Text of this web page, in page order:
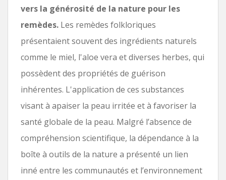
vers la générosité de la nature pour les
remèdes. Les remèdes folkloriques
présentaient souvent des ingrédients naturels
comme le miel, l'aloe vera et diverses herbes, qui
possèdent des propriétés de guérison
inhérentes. L'application de ces substances
visant à apaiser la peau irritée et à favoriser la
santé globale de la peau. Malgré l’absence de
compréhension scientifique, la dépendance à la
boîte à outils de la nature a présenté un lien
inné entre les communautés et l’environnement